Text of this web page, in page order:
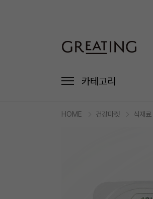
카테고리
HOME 건강마켓 식재료